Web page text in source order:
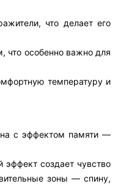
что делает его
что особенно важно для
температуру и
с эффектом памяти —
эффект создает чувство
зоны — спину,